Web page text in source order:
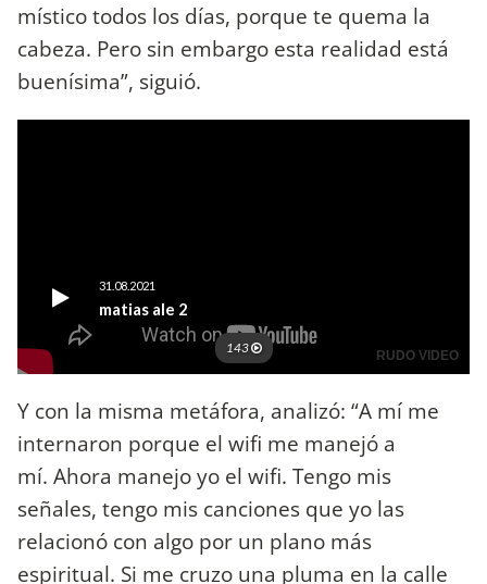
místico todos los días, porque te quema la
cabeza. Pero sin embargo esta realidad está
buenísima”, siguió.
Y con la misma metáfora, analizó: “A mí me
internaron porque el wifi me manejó a
mí. Ahora manejo yo el wifi. Tengo mis
señales, tengo mis canciones que yo las
relacionó con algo por un plano más
espiritual. Si me cruzo una pluma en la calle